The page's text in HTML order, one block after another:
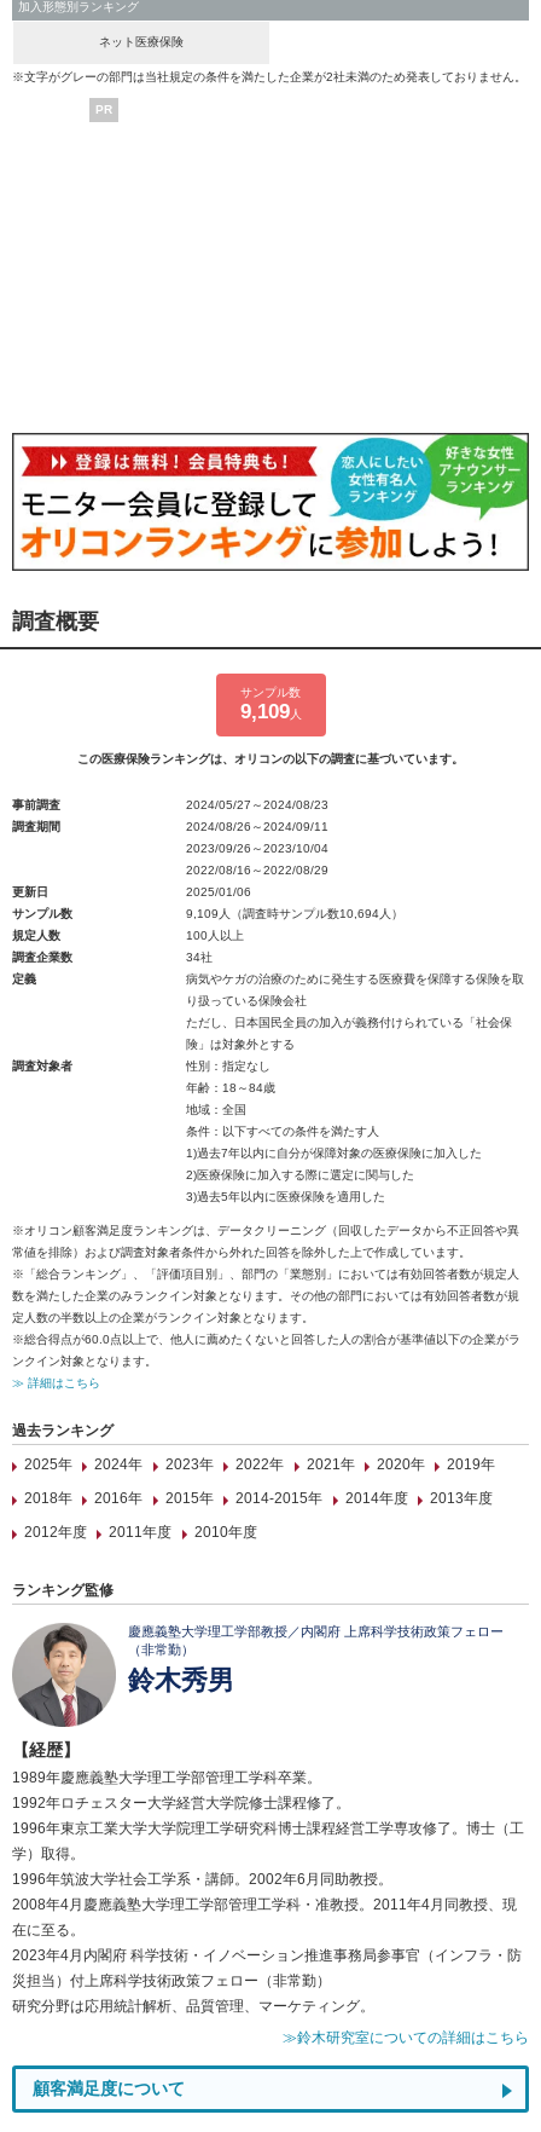
加入形態別ランキング
ネット医療保険
※文字がグレーの部門は当社規定の条件を満たした企業が2社未満のため発表しておりません。
PR
調査概要
サンプル数
9,109人
この医療保険ランキングは、オリコンの以下の調査に基づいています。
事前調査
2024/05/27～2024/08/23
調査期間
2024/08/26～2024/09/11
2023/09/26～2023/10/04
2022/08/16～2022/08/29
更新日
2025/01/06
サンプル数
9,109人（調査時サンプル数10,694人）
規定人数
100人以上
調査企業数
34社
定義
病気やケガの治療のために発生する医療費を保障する保険を取
り扱っている保険会社
ただし、日本国民全員の加入が義務付けられている「社会保
険」は対象外とする
調査対象者
性別：指定なし
年齢：18～84歳
地域：全国
条件：以下すべての条件を満たす人
1)過去7年以内に自分が保障対象の医療保険に加入した
2)医療保険に加入する際に選定に関与した
3)過去5年以内に医療保険を適用した
※オリコン顧客満足度ランキングは、データクリーニング（回収したデータから不正回答や異
常値を排除）および調査対象者条件から外れた回答を除外した上で作成しています。
※「総合ランキング」、「評価項目別」、部門の「業態別」においては有効回答者数が規定人
数を満たした企業のみランクイン対象となります。その他の部門においては有効回答者数が規
定人数の半数以上の企業がランクイン対象となります。
※総合得点が60.0点以上で、他人に薦めたくないと回答した人の割合が基準値以下の企業がラ
ンクイン対象となります。
≫ 詳細はこちら
過去ランキング
2025年
2024年 2023年 2022年 2021年 2020年
2019年
2018年
2016年 2015年 2014-2015年 2014年度
2013年度
2012年度
2011年度 2010年度
ランキング監修
慶應義塾大学理工学部教授／内閣府 上席科学技術政策フェロー
（非常勤）
鈴木秀男
【経歴】
1989年慶應義塾大学理工学部管理工学科卒業。
1992年ロチェスター大学経営大学院修士課程修了。
1996年東京工業大学大学院理工学研究科博士課程経営工学専攻修了。博士（工
学）取得。
1996年筑波大学社会工学系・講師。2002年6月同助教授。
2008年4月慶應義塾大学理工学部管理工学科・准教授。2011年4月同教授、現
在に至る。
2023年4月内閣府 科学技術・イノベーション推進事務局参事官（インフラ・防
災担当）付上席科学技術政策フェロー（非常勤）
研究分野は応用統計解析、品質管理、マーケティング。
≫鈴木研究室についての詳細はこちら
顧客満足度について